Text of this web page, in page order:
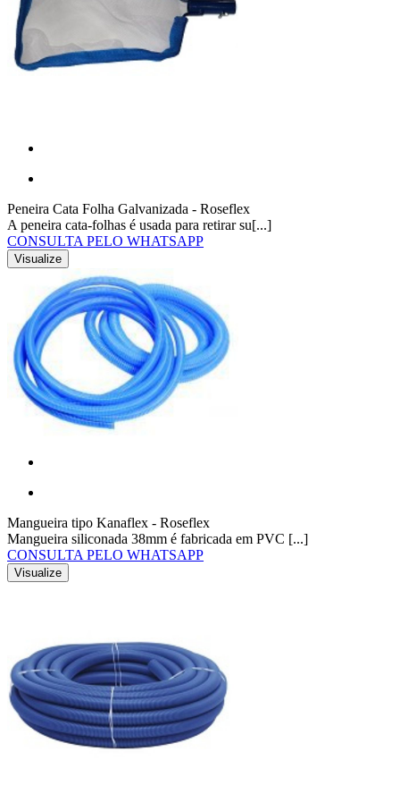
Peneira Cata Folha Galvanizada - Roseflex
A peneira cata-folhas é usada para retirar su[...]
CONSULTA PELO WHATSAPP
Visualize
Mangueira tipo Kanaflex - Roseflex
Mangueira siliconada 38mm é fabricada em PVC [...]
CONSULTA PELO WHATSAPP
Visualize